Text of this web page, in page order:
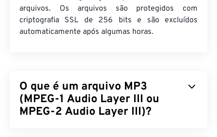
arquivos. Os arquivos são protegidos com
criptografia SSL de 256 bits e são excluídos
automaticamente após algumas horas.
O que é um arquivo MP3
(MPEG-1 Audio Layer III ou
MPEG-2 Audio Layer III)?